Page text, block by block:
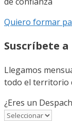
Quiero formar
Suscríbete a
Llegamos
todo el territorio
¿Eres un